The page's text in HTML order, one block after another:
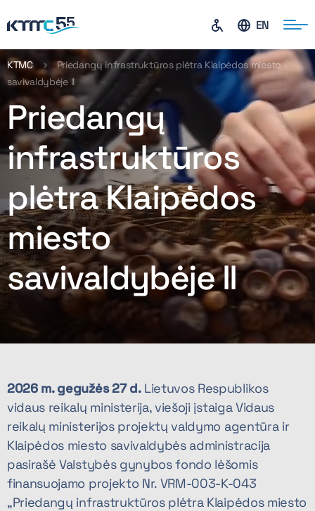
EN
KTMC
Priedangų infrastruktūros plėtra Klaipėdos miesto
savivaldybėje II
Priedangų
infrastruktūros
plėtra Klaipėdos
miesto
savivaldybėje II
2026 m. gegužės 27 d.Lietuvos Respublikos
vidaus reikalų ministerija, viešoji įstaiga Vidaus
reikalų ministerijos projektų valdymo agentūra ir
Klaipėdos miesto savivaldybės administracija
pasirašė Valstybės gynybos fondo lėšomis
finansuojamo projekto Nr. VRM-003-K-043
„Priedangų infrastruktūros plėtra Klaipėdos miesto